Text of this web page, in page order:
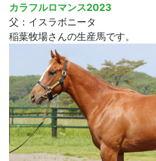
カラフルロマンス2023
父：イスラボニータ
稲葉牧場さんの生産馬です。